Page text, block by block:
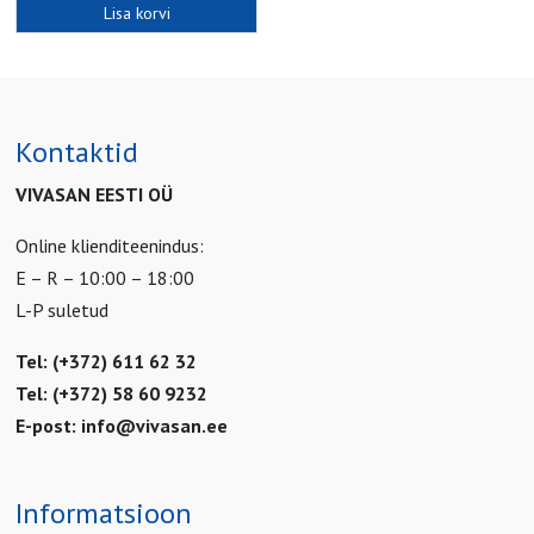
Lisa korvi
Kontaktid
VIVASAN EESTI OÜ
Online klienditeenindus:
E – R – 10:00 – 18:00
L-P suletud
Tel: (+372) 611 62 32
Tel: (+372) 58 60 9232
E-post: info@vivasan.ee
Informatsioon